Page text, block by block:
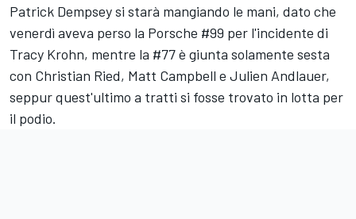
Patrick Dempsey si starà mangiando le mani, dato che
venerdì aveva perso la Porsche #99 per l'incidente di
Tracy Krohn, mentre la #77 è giunta solamente sesta
con Christian Ried, Matt Campbell e Julien Andlauer,
seppur quest'ultimo a tratti si fosse trovato in lotta per
il podio.